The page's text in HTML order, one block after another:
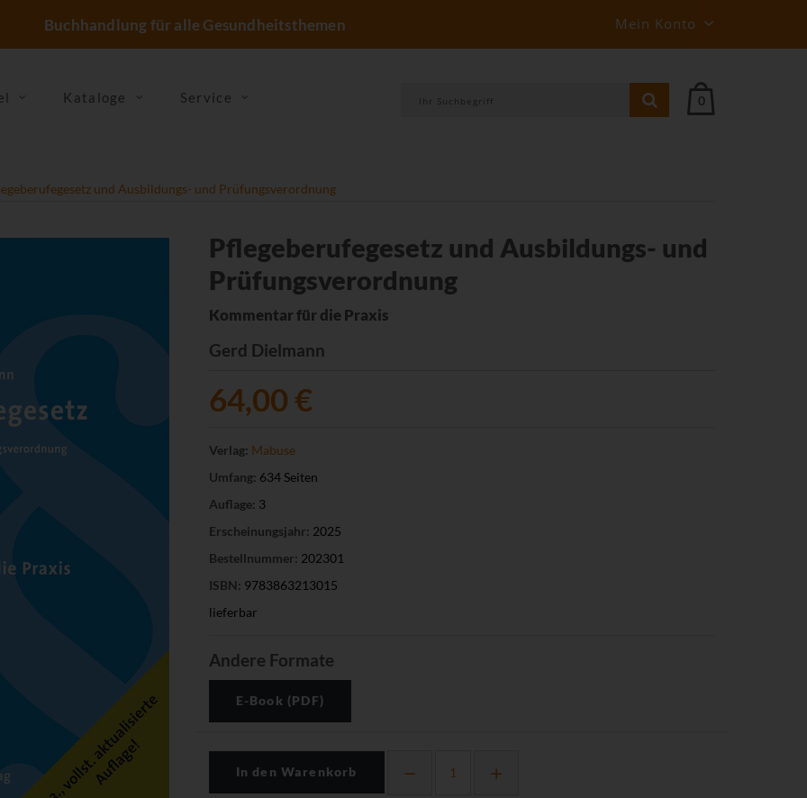
Buchhandlung für alle Gesundheitsthemen Mein Konto
Kataloge Service 0
und Ausbildungs- und Prüfungsverordnung
Pflegeberufegesetz und Ausbildungs- und
Prüfungsverordnung
Kommentar für die Praxis
Gerd Dielmann
64,00 €
Verlag: Mabuse
Umfang: 634 Seiten
Auflage: 3
Erscheinungsjahr: 2025
Bestellnummer: 202301
ISBN: 9783863213015
lieferbar
Andere Formate
E-Book (PDF)
In den Warenkorb